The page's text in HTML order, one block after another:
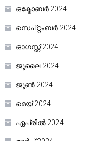
ഒക്ടോബർ 2024
സെപ്റ്റംബർ 2024
ഓഗസ്റ്റ്‌ 2024
ജൂലൈ 2024
ജൂൺ 2024
മെയ്‌ 2024
ഏപ്രിൽ 2024